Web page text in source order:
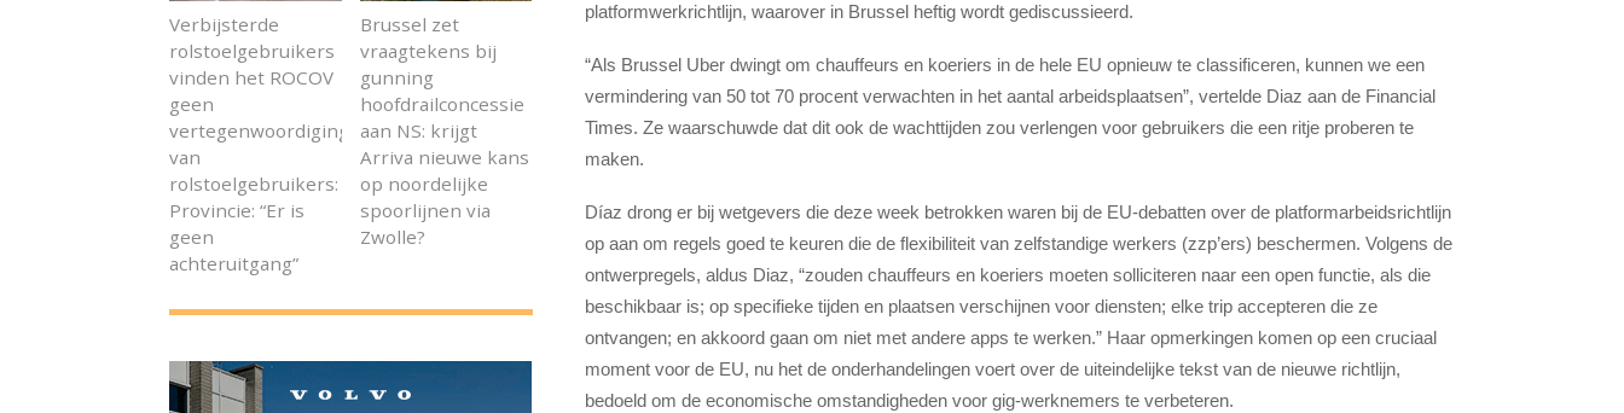
platformwerkrichtlijn, waarover in Brussel heftig wordt gediscussieerd.
“Als Brussel Uber dwingt om chauffeurs en koeriers in de hele EU opnieuw te classificeren, kunnen we een
vermindering van 50 tot 70 procent verwachten in het aantal arbeidsplaatsen”, vertelde Diaz aan de Financial
Times. Ze waarschuwde dat dit ook de wachttijden zou verlengen voor gebruikers die een ritje proberen te
maken.
Díaz drong er bij wetgevers die deze week betrokken waren bij de EU-debatten over de platformarbeidsrichtlijn
op aan om regels goed te keuren die de flexibiliteit van zelfstandige werkers (zzp’ers) beschermen. Volgens de
ontwerpregels, aldus Diaz, “zouden chauffeurs en koeriers moeten solliciteren naar een open functie, als die
beschikbaar is; op specifieke tijden en plaatsen verschijnen voor diensten; elke trip accepteren die ze
ontvangen; en akkoord gaan om niet met andere apps te werken.” Haar opmerkingen komen op een cruciaal
moment voor de EU, nu het de onderhandelingen voert over de uiteindelijke tekst van de nieuwe richtlijn,
bedoeld om de economische omstandigheden voor gig-werknemers te verbeteren.
Verbijsterde
rolstoelgebruikers
vinden het ROCOV
geen
vertegenwoordiging
van
rolstoelgebruikers:
Provincie: “Er is
geen
achteruitgang”
Brussel zet
vraagtekens bij
gunning
hoofdrailconcessie
aan NS: krijgt
Arriva nieuwe kans
op noordelijke
spoorlijnen via
Zwolle?